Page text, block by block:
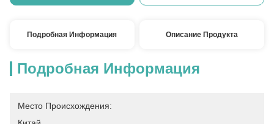
Подробная Информация Описание Продукта
Подробная Информация
Место Происхождения: